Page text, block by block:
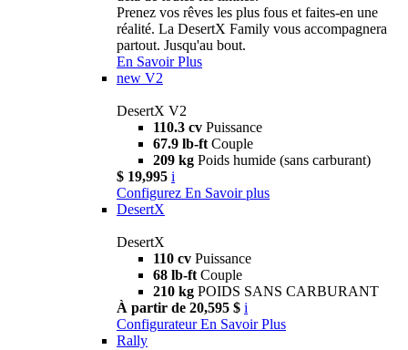
Prenez vos rêves les plus fous et faites-en une
réalité. La DesertX Family vous accompagnera
partout. Jusqu'au bout.
En Savoir Plus
new V2
DesertX V2
110.3 cv Puissance
67.9 lb-ft Couple
209 kg Poids humide (sans carburant)
$ 19,995 i
Configurez En Savoir plus
DesertX
DesertX
110 cv Puissance
68 lb-ft Couple
210 kg POIDS SANS CARBURANT
À partir de 20,595 $ i
Configurateur En Savoir Plus
Rally